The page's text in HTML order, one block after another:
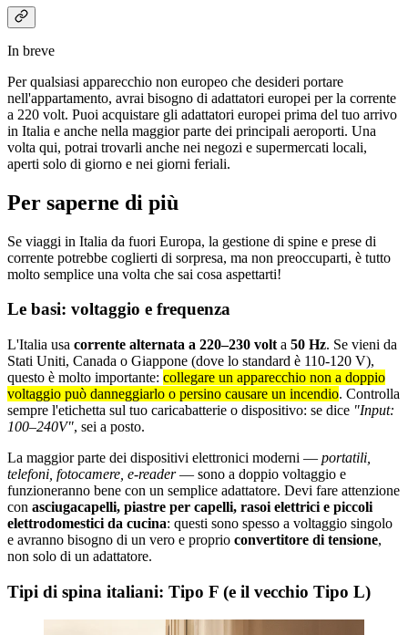
In breve
Per qualsiasi apparecchio non europeo che desideri portare
nell'appartamento, avrai bisogno di adattatori europei per la corrente
a 220 volt. Puoi acquistare gli adattatori europei prima del tuo arrivo
in Italia e anche nella maggior parte dei principali aeroporti. Una
volta qui, potrai trovarli anche nei negozi e supermercati locali,
aperti solo di giorno e nei giorni feriali.
Per saperne di più
Se viaggi in Italia da fuori Europa, la gestione di spine e prese di
corrente potrebbe coglierti di sorpresa, ma non preoccuparti, è tutto
molto semplice una volta che sai cosa aspettarti!
Le basi: voltaggio e frequenza
L'Italia usa corrente alternata a 220–230 volt a 50 Hz. Se vieni da
Stati Uniti, Canada o Giappone (dove lo standard è 110-120 V),
questo è molto importante: collegare un apparecchio non a doppio
voltaggio può danneggiarlo o persino causare un incendio. Controlla
sempre l'etichetta sul tuo caricabatterie o dispositivo: se dice "Input:
100–240V", sei a posto.
La maggior parte dei dispositivi elettronici moderni — portatili,
telefoni, fotocamere, e-reader— sono a doppio voltaggio e
funzioneranno bene con un semplice adattatore. Devi fare attenzione
con asciugacapelli, piastre per capelli, rasoi elettrici e piccoli
elettrodomestici da cucina: questi sono spesso a voltaggio singolo
e avranno bisogno di un vero e proprio convertitore di tensione,
non solo di un adattatore.
Tipi di spina italiani: Tipo F (e il vecchio Tipo L)